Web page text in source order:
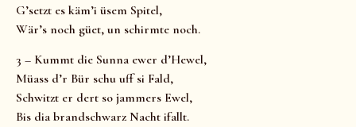
G’setzt es käm’i üsem Spitel,
Wär’s noch güet, un schirmte noch.
3 – Kummt die Sunna ewer d’Hewel,
Müass d’r Bür schu uff si Fald,
Schwitzt er dert so jammers Ewel,
Bis dia brandschwarz Nacht ifallt.